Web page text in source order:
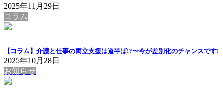
2025年11月29日
コラム
【コラム】介護と仕事の両立支援は道半ば!?〜今が差別化のチャンスです!
2025年10月28日
お知らせ